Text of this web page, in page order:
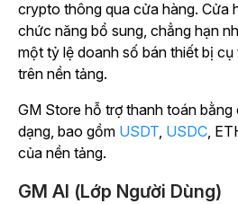
crypto thông qua cửa hàng. Cửa
chức năng bổ sung, chẳng hạn
một tỷ lệ doanh số bán thiết bị
trên nền tảng.
GM Store hỗ trợ thanh toán
dạng, bao gồm USDT, USDC,
của nền tảng.
GM AI (Lớp Người Dùng)